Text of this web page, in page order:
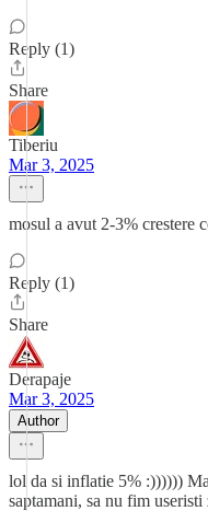
Reply (1)
Share
Tiberiu
Mar 3, 2025
mosul a avut 2-3% crestere
Reply (1)
Share
Derapaje
Mar 3, 2025
Author
lol da si inflatie 5% :))))))
saptamani, sa nu fim useristi